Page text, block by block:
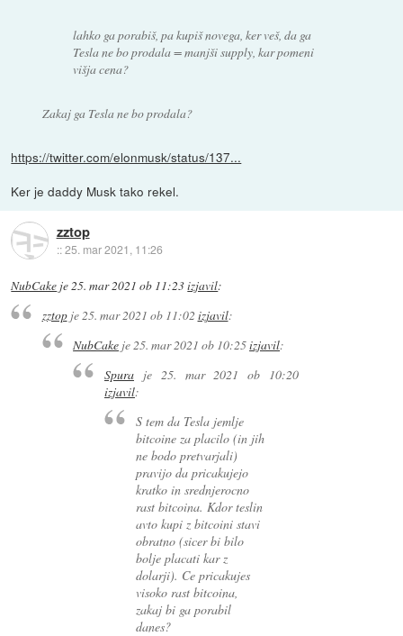
lahko ga porabiš, pa kupiš novega, ker veš, da ga
Tesla ne bo prodala = manjši supply, kar pomeni
višja cena?
Zakaj ga Tesla ne bo prodala?
https://twitter.com/elonmusk/status/137...
Ker je daddy Musk tako rekel.
zztop
::25. mar 2021, 11:26
NubCake je25. mar 2021 ob 11:23izjavil:
zztopje25. mar 2021 ob 11:02 izjavil:
NubCake je25. mar 2021 ob 10:25izjavil:
Spuraje 25. mar 2021 ob 10:20
izjavil:
S tem da Tesla jemlje
bitcoine za placilo (in jih
ne bodo pretvarjali)
pravijo da pricakujejo
kratko in srednjerocno
rast bitcoina. Kdor teslin
avto kupi z bitcoini stavi
obratno (sicer bi bilo
bolje placati kar z
dolarji). Ce pricakujes
visoko rast bitcoina,
zakaj bi ga porabil
danes?